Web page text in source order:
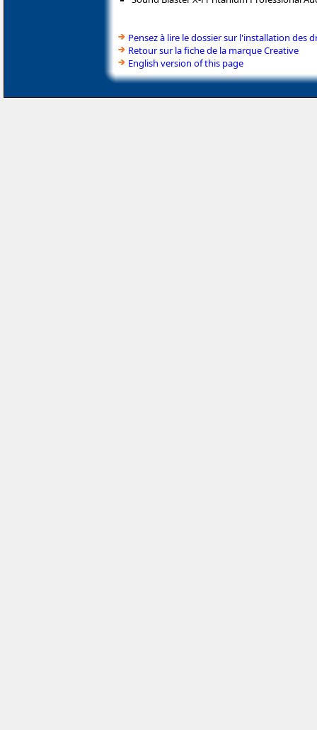
Pensez à lire le dossier sur l'installation des
Retour sur la fiche de la marque Creative
English version of this page